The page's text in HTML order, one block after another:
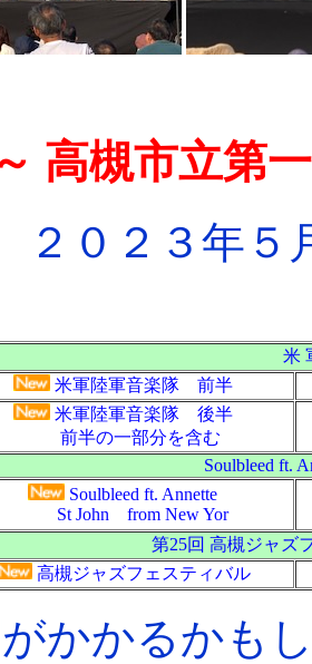
高槻市立第一
２０２３年５
米
米軍陸軍音楽隊 前半
米軍陸軍音楽隊 後半
前半の一部分を含む
Soulbleed ft.
Soulbleed ft. Annette
St John from New Yor
第25回 高槻ジャズ
高槻ジャズフェスティバル
かかるかも